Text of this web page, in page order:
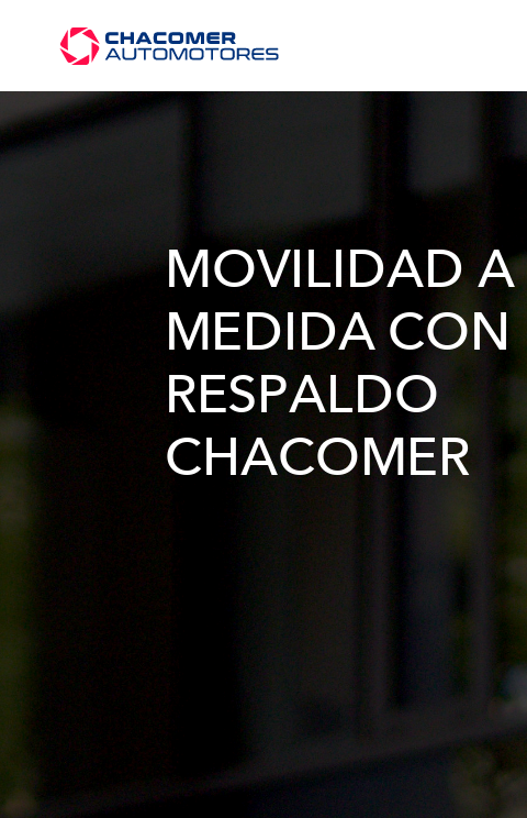
MOVILIDAD A
MEDIDA CON
RESPALDO
CHACOMER